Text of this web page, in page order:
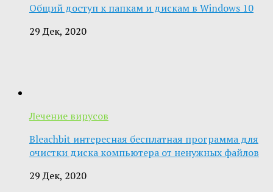
Общий доступ к папкам и дискам в Windows 10
29 Дек, 2020
Лечение вирусов
Bleachbit интересная бесплатная программа для
очистки диска компьютера от ненужных файлов
29 Дек, 2020